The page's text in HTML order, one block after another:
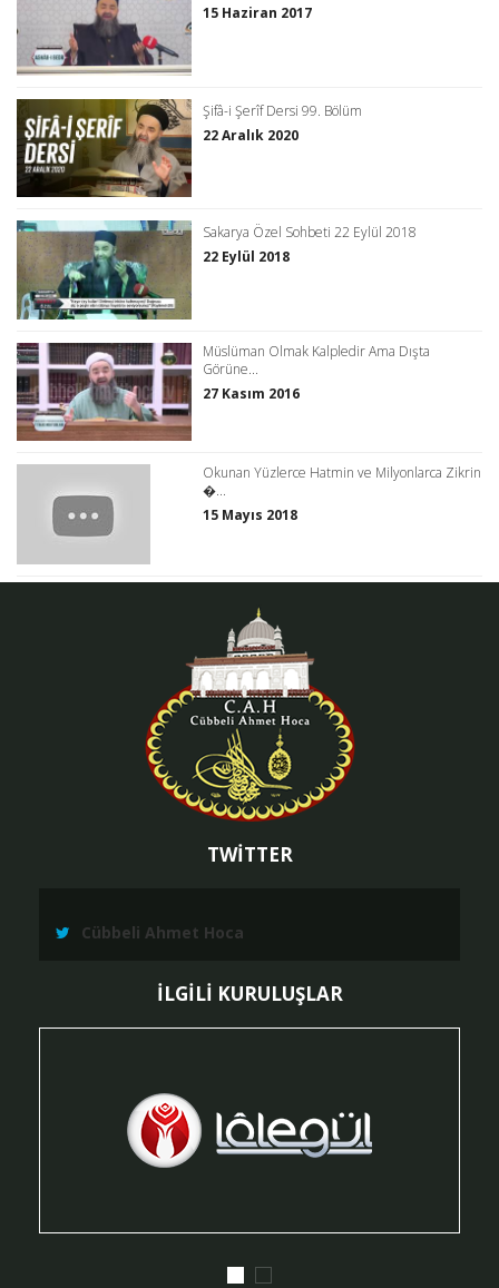
15 Haziran 2017
Şifâ-i Şerîf Dersi 99. Bölüm
22 Aralık 2020
Sakarya Özel Sohbeti 22 Eylül 2018
22 Eylül 2018
Müslüman Olmak Kalpledir Ama Dışta
Görüne...
27 Kasım 2016
Okunan Yüzlerce Hatmin ve Milyonlarca Zikrin
�...
15 Mayıs 2018
TWİTTER
Cübbeli Ahmet Hoca
İLGİLİ KURULUŞLAR